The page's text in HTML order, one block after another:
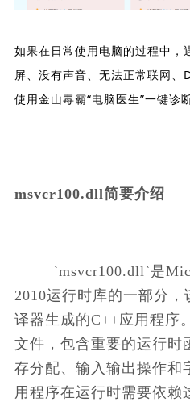
如果在日常使用电脑的过程中，
屏、没有声音、无法正常联网、
使用金山毒霸“电脑医生”一键诊
msvcr100.dll简要介绍
2010运行时库的一部分
译器生成的C++应用程序
文件，包含重要的运行时
存分配、输入输出操作和
用程序在运行时需要依赖